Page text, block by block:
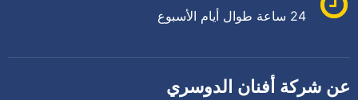
24 ساعة طوال أيام الأسبوع
عن شركة أفنان الدوسري